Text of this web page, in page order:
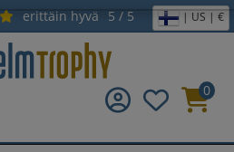
erittäin hyvä 5 / 5 | US | €
0